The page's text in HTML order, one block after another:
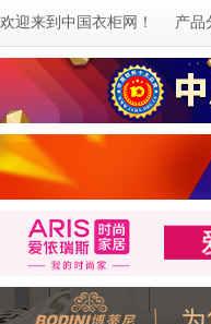
欢迎来到 中国衣柜网 ！ 产品